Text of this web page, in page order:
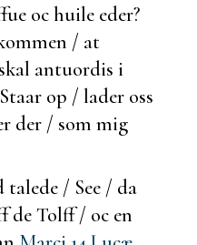
oc huile eder?
/ at
antuordis i
op / lader oss
der / som mig
talede / See / da
de Tolff / oc en